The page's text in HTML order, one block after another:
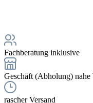
Fachberatung inklusive
Geschäft (Abholung) nahe
rascher Versand